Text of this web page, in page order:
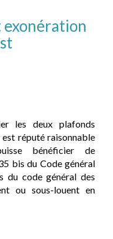
exonération
les deux plafonds
est réputé raisonnable
bénéficier de
bis du Code général
du code général des
ou sous-louent en